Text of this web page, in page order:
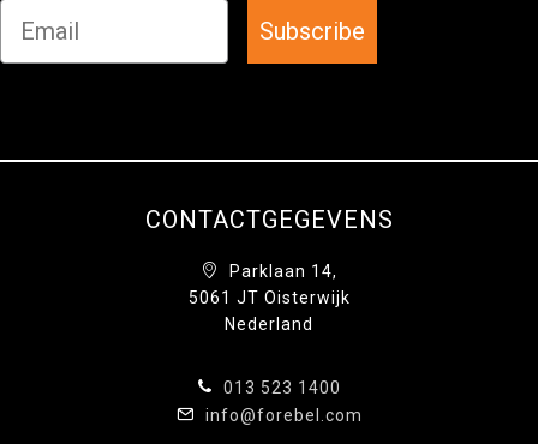
Subscribe
CONTACTGEGEVENS
Parklaan 14,
5061 JT Oisterwijk
Nederland
013 523 1400
info@forebel.com